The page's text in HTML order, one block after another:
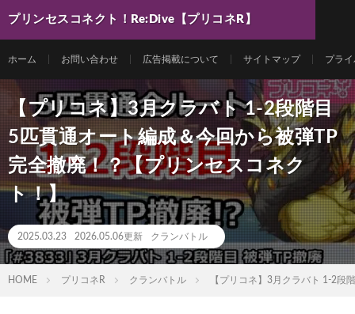
プリンセスコネクト！Re:Dive【プリコネR】
ホーム お問い合わせ 広告掲載について サイトマップ プラ
【プリコネ】3月クラバト 1-2段階目
5匹貫通オート編成＆今回から被弾TP
完全撤廃！？【プリンセスコネク
ト！】
2025.03.23 2026.05.06更新 クランバトル
HOME プリコネR クランバトル 【プリコネ】3月クラバト 1-2段